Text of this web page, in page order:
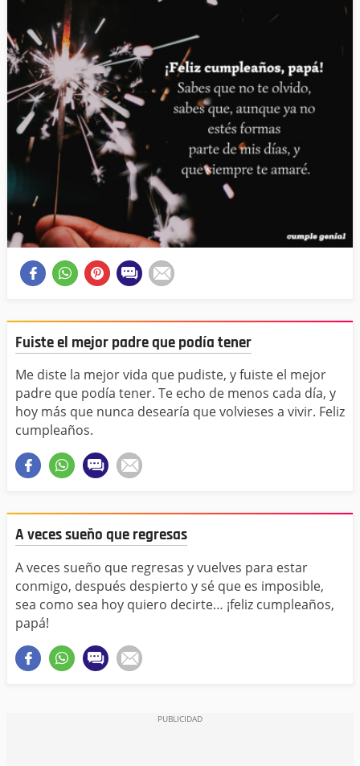
Fuiste el mejor padre que podía tener
Me diste la mejor vida que pudiste, y fuiste el mejor
padre que podía tener. Te echo de menos cada día, y
hoy más que nunca desearía que volvieses a vivir. Feliz
cumpleaños.
A veces sueño que regresas
A veces sueño que regresas y vuelves para estar
conmigo, después despierto y sé que es imposible,
sea como sea hoy quiero decirte… ¡feliz cumpleaños,
papá!